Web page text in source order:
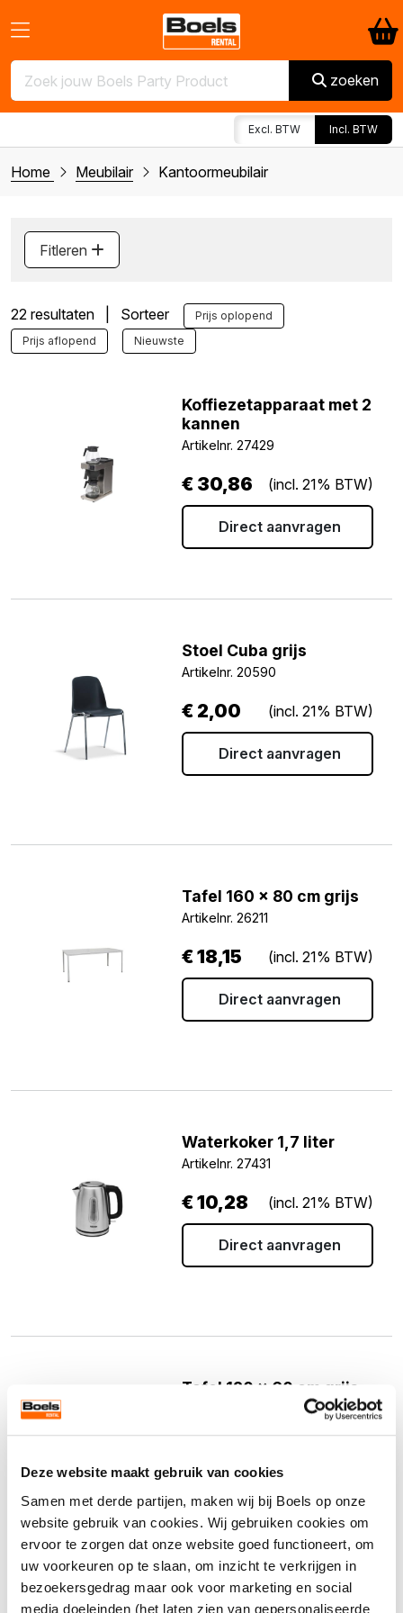
Deze website maakt gebruik van cookies
Samen met derde partijen, maken wij bij Boels op onze
website gebruik van cookies. Wij gebruiken cookies om
ervoor te zorgen dat onze website goed functioneert, om
uw voorkeuren op te slaan, om inzicht te verkrijgen in
bezoekersgedrag maar ook voor marketing en social
media doeleinden (het laten zien van gepersonaliseerde
zoeken
Excl. BTW Incl. BTW
Home Meubilair Kantoormeubilair
Fitleren
22 resultaten | Sorteer
Prijs oplopend
Prijs aflopend
Nieuwste
Koffiezetapparaat met 2
kannen
Artikelnr. 27429
€ 30,86 (incl. 21% BTW)
Direct aanvragen
Stoel Cuba grijs
Artikelnr. 20590
€ 2,00 (incl. 21% BTW)
Direct aanvragen
Tafel 160 x 80 cm grijs
Artikelnr. 26211
€18,15 (incl. 21% BTW)
Direct aanvragen
Waterkoker 1,7 liter
Artikelnr. 27431
€10,28 (incl. 21% BTW)
Direct aanvragen
Tafel 120 x 60 cm grijs